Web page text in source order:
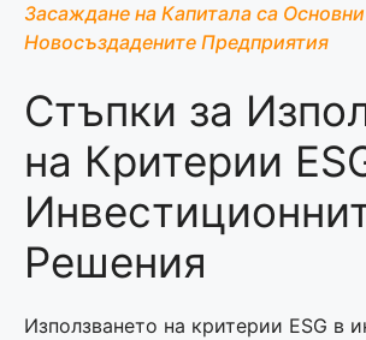
Засаждане на Капитала са Основни
Новосъздадените Предприятия
Стъпки за
на Критерии
Решения
Използването на критерии ESG в